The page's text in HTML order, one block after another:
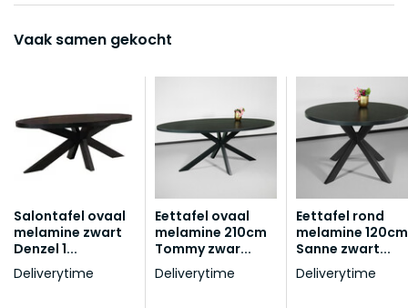
Vaak samen gekocht
Salontafel ovaal
melamine zwart
Denzel 1...
Deliverytime
Eettafel ovaal
melamine 210cm
Tommy zwar...
Deliverytime
Eettafel rond
melamine 120cm
Sanne zwart...
Deliverytime